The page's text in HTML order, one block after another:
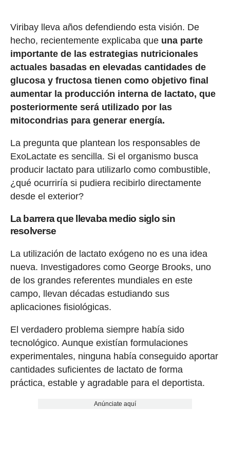
Viribay lleva años defendiendo esta visión. De
hecho, recientemente explicaba que una parte
importante de las estrategias nutricionales
actuales basadas en elevadas cantidades de
glucosa y fructosa tienen como objetivo final
aumentar la producción interna de lactato, que
posteriormente será utilizado por las
mitocondrias para generar energía.
La pregunta que plantean los responsables de
ExoLactate es sencilla. Si el organismo busca
producir lactato para utilizarlo como combustible,
¿qué ocurriría si pudiera recibirlo directamente
desde el exterior?
La barrera que llevaba medio siglo sin
resolverse
La utilización de lactato exógeno no es una idea
nueva. Investigadores como George Brooks, uno
de los grandes referentes mundiales en este
campo, llevan décadas estudiando sus
aplicaciones fisiológicas.
El verdadero problema siempre había sido
tecnológico. Aunque existían formulaciones
experimentales, ninguna había conseguido aportar
cantidades suficientes de lactato de forma
práctica, estable y agradable para el deportista.
Anúnciate aquí